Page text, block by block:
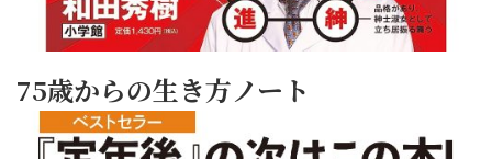
75歳からの生き方ノート